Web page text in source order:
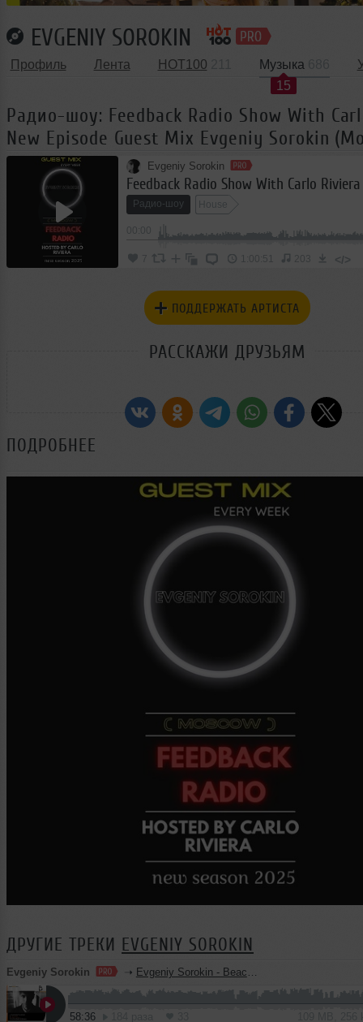
EVGENIY SOROKIN
Профиль Лента HOT100
Музыка
15
Радио-шоу: Feedback Radio Show With
New Episode Guest Mix Evgeniy Sorokin
Evgeniy Sorokin
Радио-шоу House
7 1:00:51 203 </>
ПОДДЕРЖАТЬ АРТИСТА
РАССКАЖИ ДРУЗЬЯМ
ПОДРОБНЕЕ
ДРУГИЕ ТРЕКИ EVGENIY SOROKIN
Evgeniy Sorokin ➝ Evgeniy Sorokin - BeachGrooves Sessions 185
58:36